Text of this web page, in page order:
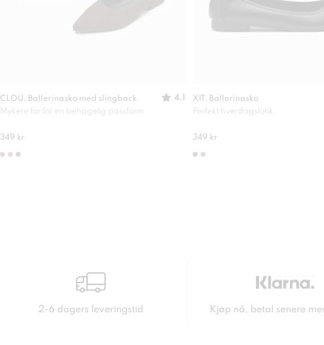
CLOU, Ballerinasko med slingback
4.1
Mykere for for en behagelig passform
349 kr
XIT, Ballerinasko
Perfekt hverdagslook
349 kr
2-6 dagers leveringstid Kjøp nå, betal senere